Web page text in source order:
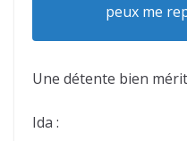
peux me
Une détente bien
Ida :